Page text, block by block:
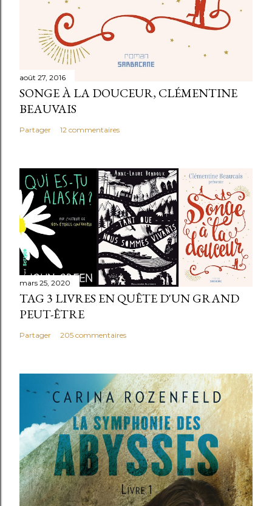
août 27, 2016
SONGE À LA DOUCEUR, CLÉMENTINE
BEAUVAIS
Partager 12 commentaires
mars 25, 2020
TAG 3 LIVRES EN QUÊTE D'UN GRAND
PEUT-ÊTRE
Partager 205 commentaires